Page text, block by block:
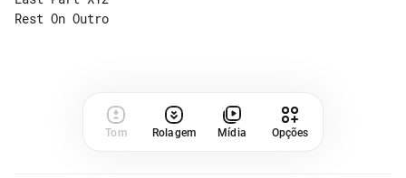
Rest On Outro
Tom Rolagem Mídia Opções